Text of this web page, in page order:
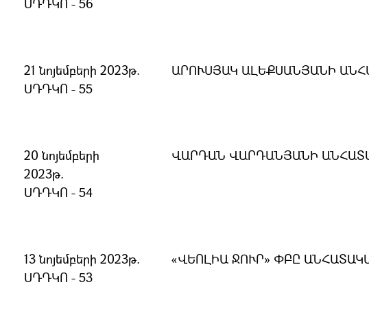
ՍԴԴԿՈ - 56
21 նոյեմբերի 2023թ.
ՍԴԴԿՈ - 55
ԱՐՈՒՍՅԱԿ ԱԼԵՔՍԱՆՅԱՆԻ
20 նոյեմբերի
2023թ.
ՍԴԴԿՈ - 54
ՎԱՐԴԱՆ ՎԱՐԴԱՆՅԱՆԻ
13 նոյեմբերի 2023թ.
ՍԴԴԿՈ - 53
«ՎԵՈԼԻԱ ՋՈՒՐ» ՓԲԸ